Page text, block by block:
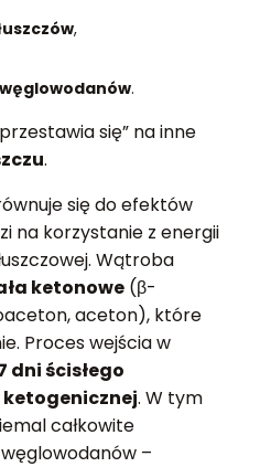
,
węglowodanów.
się” na inne
.
się do efektów
na korzystanie z energii
Wątroba
ketonowe (β-
aceton), które
Proces wejścia w
dni ścisłego
. W tym
całkowite
–